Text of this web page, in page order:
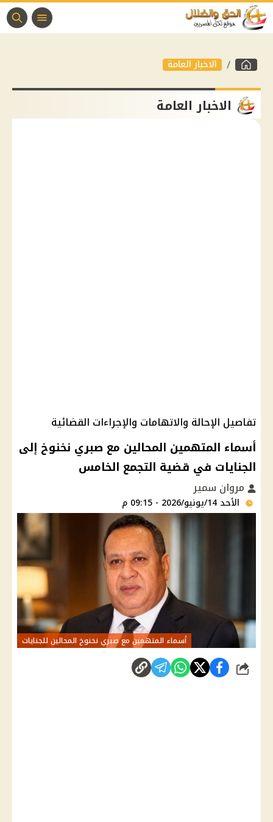
الاخبار العامة
الاخبار العامة
تفاصيل الإحالة والاتهامات والإجراءات القضائية
أسماء المتهمين المحالين مع صبري نخنوخ إلى
الجنايات في قضية التجمع الخامس
مروان سمير
الأحد 14/يونيو/2026 - 09:15 م
أسماء المتهمين مع صبري نخنوخ المحالين للجنايات
شارك